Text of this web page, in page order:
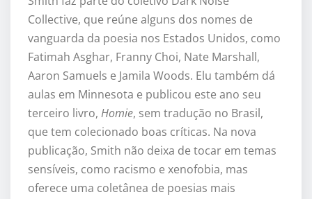
Collective, que reúne alguns dos nomes de
vanguarda da poesia nos Estados Unidos, como
Fatimah Asghar, Franny Choi, Nate Marshall,
Aaron Samuels e Jamila Woods. Elu também dá
aulas em Minnesota e publicou este ano seu
terceiro livro, Homie, sem tradução no Brasil,
que tem colecionado boas críticas. Na nova
publicação, Smith não deixa de tocar em temas
sensíveis, como racismo e xenofobia, mas
oferece uma coletânea de poesias mais